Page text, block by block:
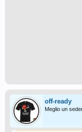
off-ready
Meglio un